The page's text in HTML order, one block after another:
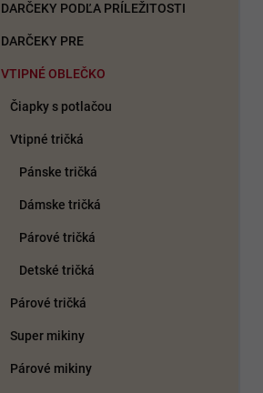
DARČEKY PODĽA PRÍLEŽITOSTI
DARČEKY PRE
VTIPNÉ OBLEČKO
Čiapky s potlačou
Vtipné tričká
Pánske tričká
Dámske tričká
Párové tričká
Detské tričká
Párové tričká
Super mikiny
Párové mikiny